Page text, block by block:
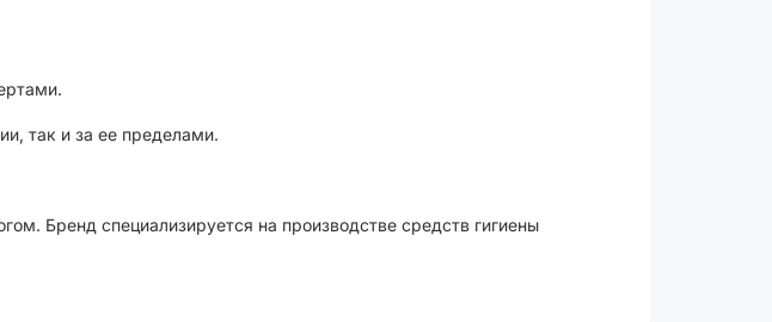
так и за ее пределами.
Бренд специализируется на производстве средств гигиены